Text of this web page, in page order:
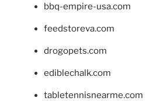
bbq-empire-usa.com
feedstoreva.com
drogopets.com
ediblechalk.com
tabletennisnearme.com